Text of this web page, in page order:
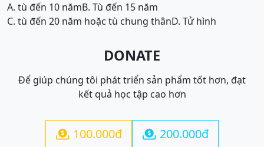
A. tù đến 10 nămB. Tù đến 15 năm
C. tù đến 20 năm hoặc tù chung thânD. Tử hình
DONATE
Để giúp chúng tôi phát triển sản phẩm tốt hơn, đạt
kết quả học tập cao hơn
 100.000đ  200.000đ